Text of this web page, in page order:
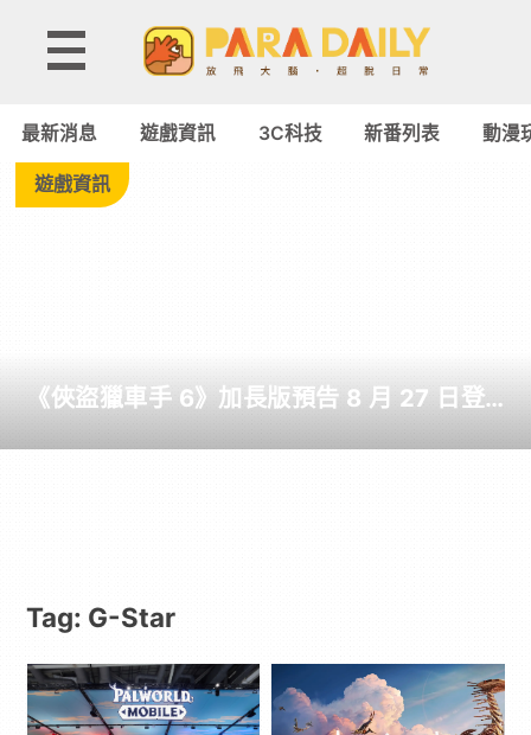
Tag:
Star
-
遊
動
漫
最新消息 遊戲資訊 3C科技 新番列表 動漫
遊戲資訊
《俠盜獵車手 6》加長版預告 8 月 27 日登
Tag: G-Star